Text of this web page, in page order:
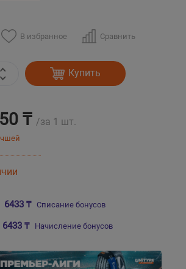
В избранное Сравнить
Купить
₸ /за 1 шт.
6433 ₸ Списание бонусов
6433 ₸ Начисление бонусов